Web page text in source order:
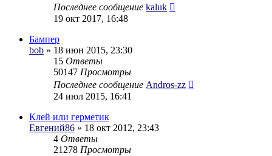
Последнее сообщение kaluk
19 окт 2017, 16:48
Бампер
bob » 18 июн 2015, 23:30
15 Ответы
50147 Просмотры
Последнее сообщение Andros-zz
24 июл 2015, 16:41
Клей или герметик
Евгений86 » 18 окт 2012, 23:43
4 Ответы
21278 Просмотры